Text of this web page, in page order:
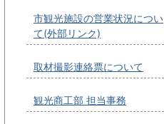
市観光施設の営業状況につい
て(外部リンク)
取材撮影連絡票について
観光商工部 担当事務